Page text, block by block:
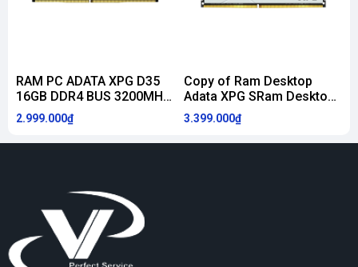
RAM PC ADATA XPG D35
16GB DDR4 BUS 3200MHz
(BLACK)
(AX4U320016G16A-
SBKD35)
2.999.000₫
Copy of Ram Desktop
Adata XPG SRam Desktop
Adata XPG Spectrix D50
RGB White
(AX4U320016G16A-SW50)
3.399.000₫